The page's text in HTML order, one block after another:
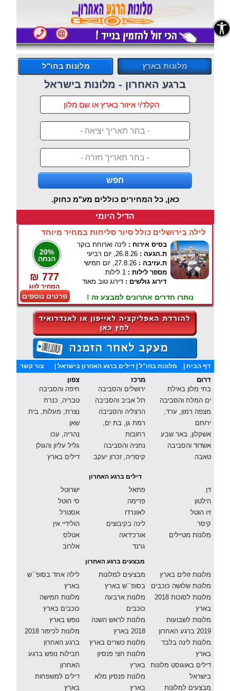
מלונות בחו"ל מלונות בארץ
ברגע האחרון - מלונות בישראל
- בחר תאריך יציאה -
- בחר תאריך חזרה -
חפש
כאן, כל המחירים כוללים מע"מ כחוק.
הדיל היומי
לילה בירושלים כולל סיור סליחות במחיר מיוחד
20%
הנחה
₪ 777
המחיר לזוג
פרטים נוספים
בסיס אירוח : לינה וארוחת בוקר
ת.הגעה : 26.8.26, יום רביעי
ת.עזיבה : 27.8.26, יום חמישי
מספר לילות : 1 לילות
דירוג גולשים : דירוג טוב מאוד
נותרו חדרים אחרונים למבצע זה !
דף הבית מלונות בחו"ל | דילים ברגע האחרון בישראל |צור קשר
צפון
חיפה והסביבה
טבריה, כנרת
נצרת, מעלות, בית
שאן
נהריה, עכו
גליל עליון והגולן
דילים בארץ
מרכז
ירושלים והסביבה
תל אביב והסביבה
הרצליה והסביבה
רמת גן, בת ים,
רחובות
נתניה והסביבה
קיסריה, זכרון יעקב
דרום
בתי מלון באילת
ים המלח והסביבה
מצפה רמון, ערד,
ירוחם
אשקלון, באר שבע
אשדוד והסביבה
טאבה
דילים ברגע האחרון
ישרוטל
סי הוטל
אסטרל
הולידיי אין
אטלס
אלרוב
פתאל
פרימה
לאונרדו
לינה בקיבוצים
אורכידאה
גרנד
דן
הילטון
זיו הוטל
קיסר
מלונות מטיילים
מבצעים ברגע האחרון
לילה אחד בסופ``ש
בארץ
מלונות חמישה
כוכבים בארץ
נופש בארץ
מלונות לכיפור 2018
ברגע האחרון
חבילות נופש ברגע
האחרון
דילים למשפחות
בארץ
מבצעים למלונות
בסופ``ש בארץ
מלונות ארבעה
כוכבים
מלונות לראש השנה
2018 בארץ
מלונות כשרים בארץ
מלונות חצי פנסיון
בארץ
מלונות פנסיון מלא
בארץ
מלונות זולים בארץ
מלונות שלושה כוכבים
מלונות לסוכות 2018
בארץ
מלונות לשבועות
2019 ברגע האחרון
מלונות לינה בלבד
בארץ
דילים באוגוסט מלונות
בישראל
מבצעים למלונות
נגישות